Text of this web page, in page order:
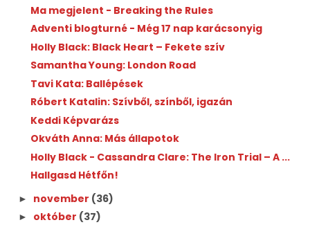
Ma megjelent - Breaking the Rules
Adventi blogturné - Még 17 nap karácsonyig
Holly Black: Black Heart – Fekete szív
Samantha Young: London Road
Tavi Kata: Ballépések
Róbert Katalin: Szívből, színből, igazán
Keddi Képvarázs
Okváth Anna: Más állapotok
Holly Black - Cassandra Clare: The Iron Trial – A ...
Hallgasd Hétfőn!
► november (36)
► október (37)